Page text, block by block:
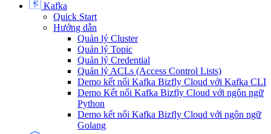
Kafka
Quick Start
Hướng dẫn
Quản lý Cluster
Quản lý Topic
Quản lý Credential
Quản lý ACLs (Access Control Lists)
Demo kết nối Kafka Bizfly Cloud với Kafka CLI
Demo Kết nối Kafka Bizfly Cloud với ngôn ngữ
Python
Demo kết nối Kafka Bizfly Cloud với ngôn ngữ
Golang